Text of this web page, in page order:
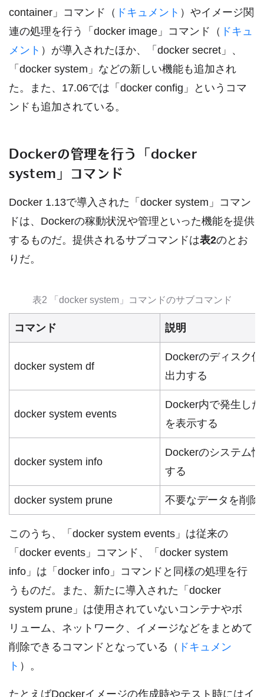
container」コマンド（ ドキュメント ）やイメージ関
連の処理を行う「docker image」コマンド（ ドキュ
メント ）が導入されたほか、「docker secret」、
「docker system」などの新しい機能も追加され
た。また、17.06では「docker config」というコマ
ンドも追加されている。
Dockerの管理を行う「docker
system」コマンド
Docker 1.13で導入された「docker system」コマン
ドは、Dockerの稼動状況や管理といった機能を提供
するものだ。提供されるサブコマンドは表2のとお
りだ。
表2 「docker system」コマンドのサブコマンド
コマンド 説明
docker system df
Dockerのディスク
出力する
docker system events
Docker内で発生し
を表示する
docker system info
Dockerのシステム
する
docker system prune 不要なデータを削除
このうち、「docker system events」は従来の
「docker events」コマンド、「docker system
info」は「docker info」コマンドと同様の処理を行
うものだ。また、新たに導入された「docker
system prune」は使用されていないコンテナやボ
リューム、ネットワーク、イメージなどをまとめて
削除できるコマンドとなっている（ ドキュメン
ト ）。
たとえばDockerイメージの作成時やテスト時にはイ